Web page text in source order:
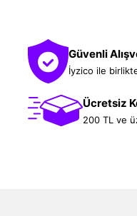
Güvenli
İyzico ile
Ücretsiz
200 TL ve